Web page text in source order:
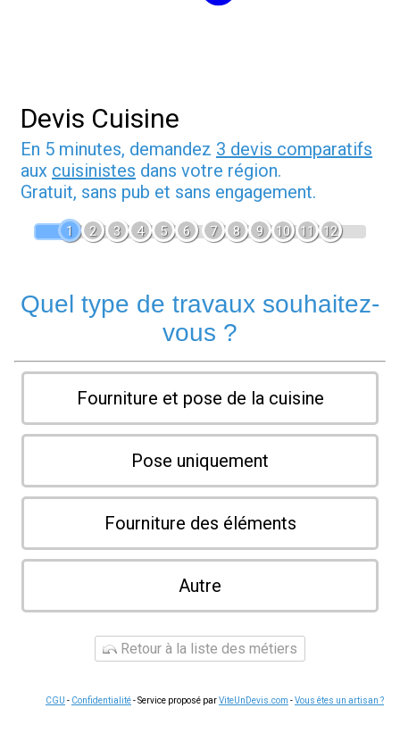
Devis Cuisine
En 5 minutes, demandez 3 devis comparatifs
aux cuisinistes dans votre région.
Gratuit, sans pub et sans engagement.
1 2 3 4 5 6 7 8 9 10 11 12
Quel type de travaux souhaitez-
vous ?
Fourniture et pose de la cuisine
Pose uniquement
Fourniture des éléments
Autre
Retour à la liste des métiers
CGU - Confidentialité- Service proposé parViteUnDevis.com -Vous êtes un artisan ?